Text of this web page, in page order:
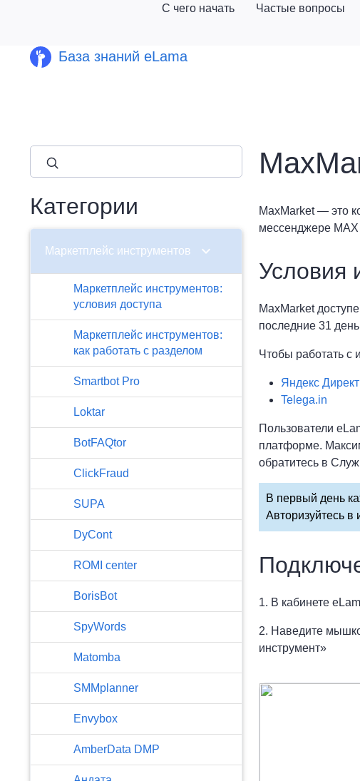
База знаний eLama
С чего начать Частые вопросы
Категории
Маркетплейс инструментов chevron_right
Маркетплейс инструментов:
условия доступа
Маркетплейс инструментов:
как работать с разделом
Smartbot Pro
Loktar
BotFAQtor
​ClickFraud
SUPA
DyCont
ROMI center
BorisBot
SpyWords
Matomba
SMMplanner
Envybox
AmberData DMP
MaxMarket — это
мессенджере MAX
Условия
MaxMarket
последние 31
Чтобы работать с
Яндекс Директ
Telega.in
Пользователи
платформе.
обратитесь в
В первый день
Авторизуйтесь в
1. В кабинете
2. Наведите
инструмент»